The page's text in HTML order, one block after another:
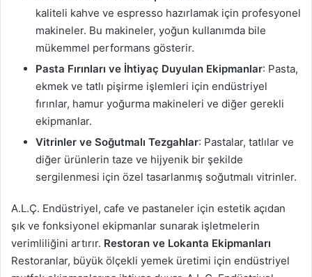
kaliteli kahve ve espresso hazırlamak için profesyonel
makineler. Bu makineler, yoğun kullanımda bile
mükemmel performans gösterir.
Pasta Fırınları ve İhtiyaç Duyulan Ekipmanlar: Pasta,
ekmek ve tatlı pişirme işlemleri için endüstriyel
fırınlar, hamur yoğurma makineleri ve diğer gerekli
ekipmanlar.
Vitrinler ve Soğutmalı Tezgahlar: Pastalar, tatlılar ve
diğer ürünlerin taze ve hijyenik bir şekilde
sergilenmesi için özel tasarlanmış soğutmalı vitrinler.
A.L.Ç. Endüstriyel, cafe ve pastaneler için estetik açıdan
şık ve fonksiyonel ekipmanlar sunarak işletmelerin
verimliliğini artırır. Restoran ve Lokanta Ekipmanları
Restoranlar, büyük ölçekli yemek üretimi için endüstriyel